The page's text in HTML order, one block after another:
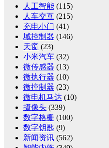
人工智能 (115)
人车交互 (215)
充电小门 (41)
域控制器 (146)
天窗 (23)
小米汽车 (32)
微传感器 (13)
微执行器 (10)
微控制器 (23)
微电机马达 (10)
摄像头 (339)
数字格栅 (100)
数字钥匙 (9)
新闻资讯 (562)